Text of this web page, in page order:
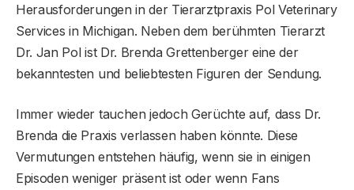
Herausforderungen in der Tierarztpraxis Pol Veterinary
Services in Michigan. Neben dem berühmten Tierarzt
Dr. Jan Pol ist Dr. Brenda Grettenberger eine der
bekanntesten und beliebtesten Figuren der Sendung.
Immer wieder tauchen jedoch Gerüchte auf, dass Dr.
Brenda die Praxis verlassen haben könnte. Diese
Vermutungen entstehen häufig, wenn sie in einigen
Episoden weniger präsent ist oder wenn Fans